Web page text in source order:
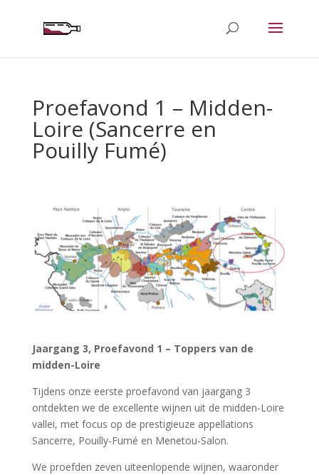
Proefavond 1 – Midden-
Loire (Sancerre en
Pouilly Fumé)
Jaargang 3, Proefavond 1 – Toppers van de
midden-Loire
Tijdens onze eerste proefavond van jaargang 3
ontdekten we de excellente wijnen uit de midden-Loire
vallei, met focus op de prestigieuze appellations
Sancerre, Pouilly-Fumé en Menetou-Salon.
We proefden zeven uiteenlopende wijnen, waaronder